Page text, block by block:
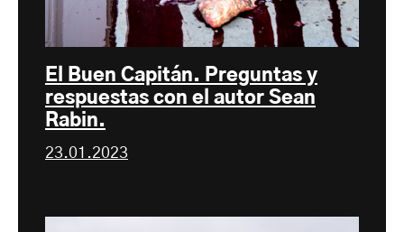
El Buen Capitán. Preguntas y
respuestas con el autor Sean
Rabin.
23.01.2023